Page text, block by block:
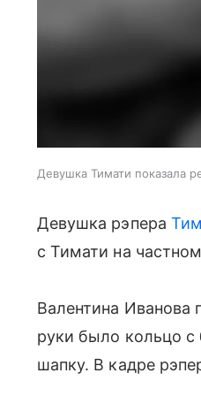
Девушка Тимати показала
Девушка рэпера
с Тимати на
Валентина Иванова
руки было кольцо
шапку. В кадре